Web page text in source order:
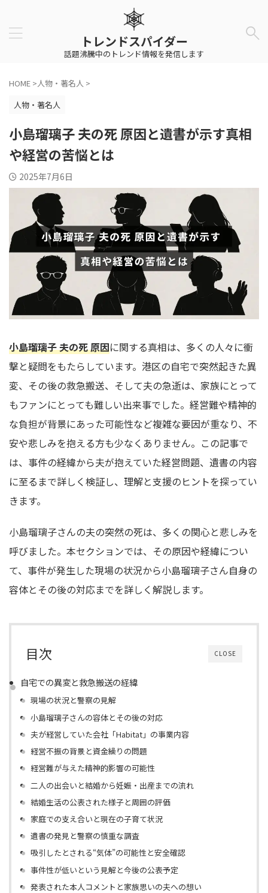
トレンドスパイダー
話題沸騰中のトレンド情報を発信します
HOME >人物・著名人 >
人物・著名人
小島瑠璃子 夫の死 原因と遺書が示す真相
や経営の苦悩とは
2025年7月6日
小島瑠璃子 夫の死 原因に関する真相は、多くの人々に衝
撃と疑問をもたらしています。港区の自宅で突然起きた異
変、その後の救急搬送、そして夫の急逝は、家族にとって
もファンにとっても難しい出来事でした。経営難や精神的
な負担が背景にあった可能性など複雑な要因が重なり、不
安や悲しみを抱える方も少なくありません。この記事で
は、事件の経緯から夫が抱えていた経営問題、遺書の内容
に至るまで詳しく検証し、理解と支援のヒントを探ってい
きます。
小島瑠璃子さんの夫の突然の死は、多くの関心と悲しみを
呼びました。本セクションでは、その原因や経緯につい
て、事件が発生した現場の状況から小島瑠璃子さん自身の
容体とその後の対応までを詳しく解説します。
CLOSE
目次
自宅での異変と救急搬送の経緯
現場の状況と警察の見解
小島瑠璃子さんの容体とその後の対応
夫が経営していた会社「Habitat」の事業内容
経営不振の背景と資金繰りの問題
経営難が与えた精神的影響の可能性
二人の出会いと結婚から妊娠・出産までの流れ
結婚生活の公表された様子と周囲の評価
家庭での支え合いと現在の子育て状況
遺書の発見と警察の慎重な調査
吸引したとされる“気体”の可能性と安全確認
事件性が低いという見解と今後の公表予定
発表された本人コメントと家族思いの夫への想い